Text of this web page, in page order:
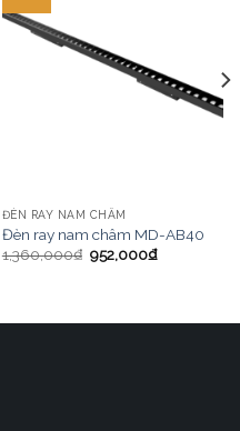
ĐÈN RAY NAM CHÂM
Đèn ray nam châm MD-AB40
1,360,000₫ 952,000₫